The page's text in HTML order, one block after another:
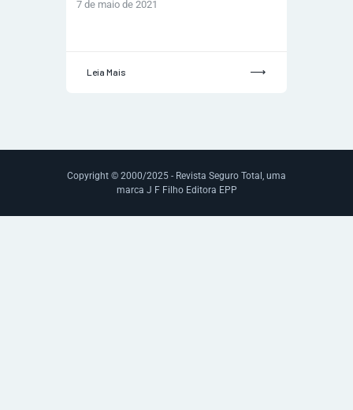
7 de maio de 2021
Leia Mais
Copyright © 2000/2025 - Revista Seguro Total, uma
marca J F Filho Editora EPP